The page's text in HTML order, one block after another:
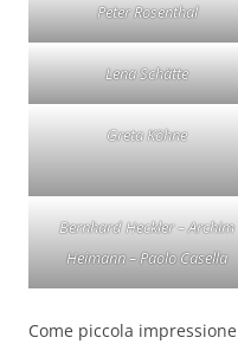
Peter Rosenthal
Lena Schätte
Greta Köhne
Bernhard Heckler – Archim
Heimann – Paolo Casella
Come piccola